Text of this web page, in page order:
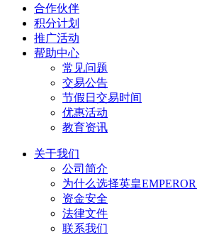
合作伙伴
积分计划
推广活动
帮助中心
常见问题
交易公告
节假日交易时间
优惠活动
教育资讯
关于我们
公司简介
为什么选择英皇
资金安全
法律文件
联系我们